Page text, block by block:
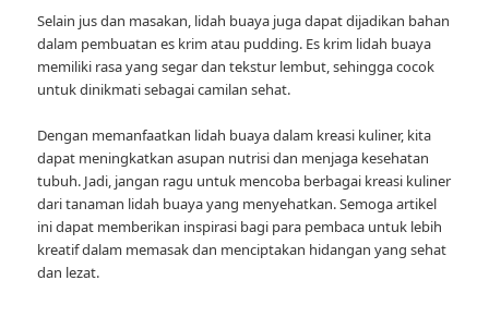
Selain jus dan masakan, lidah buaya juga dapat dijadikan bahan
dalam pembuatan es krim atau pudding. Es krim lidah buaya
memiliki rasa yang segar dan tekstur lembut, sehingga cocok
untuk dinikmati sebagai camilan sehat.
Dengan memanfaatkan lidah buaya dalam kreasi kuliner, kita
dapat meningkatkan asupan nutrisi dan menjaga kesehatan
tubuh. Jadi, jangan ragu untuk mencoba berbagai kreasi kuliner
dari tanaman lidah buaya yang menyehatkan. Semoga artikel
ini dapat memberikan inspirasi bagi para pembaca untuk lebih
kreatif dalam memasak dan menciptakan hidangan yang sehat
dan lezat.